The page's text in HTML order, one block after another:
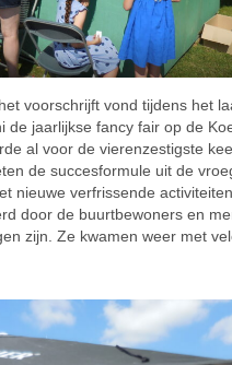
voorschrijft vond tijdens het
de jaarlijkse fancy fair op de
al voor de vierenzestigste
de succesformule uit de
nieuwe verfrissende
door de buurtbewoners en
zijn. Ze kwamen weer met